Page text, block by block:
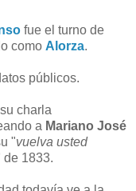
fue el turno de
como Alorza.
públicos.
charla
a Mariano José
"vuelva usted
de 1833.